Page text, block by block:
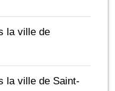
la ville de
la ville de Saint-